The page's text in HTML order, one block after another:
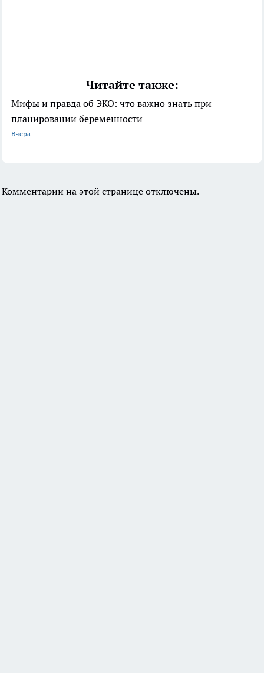
Читайте также:
Мифы и правда об ЭКО: что важно знать при
планировании беременности
Вчера
Комментарии на этой странице отключены.